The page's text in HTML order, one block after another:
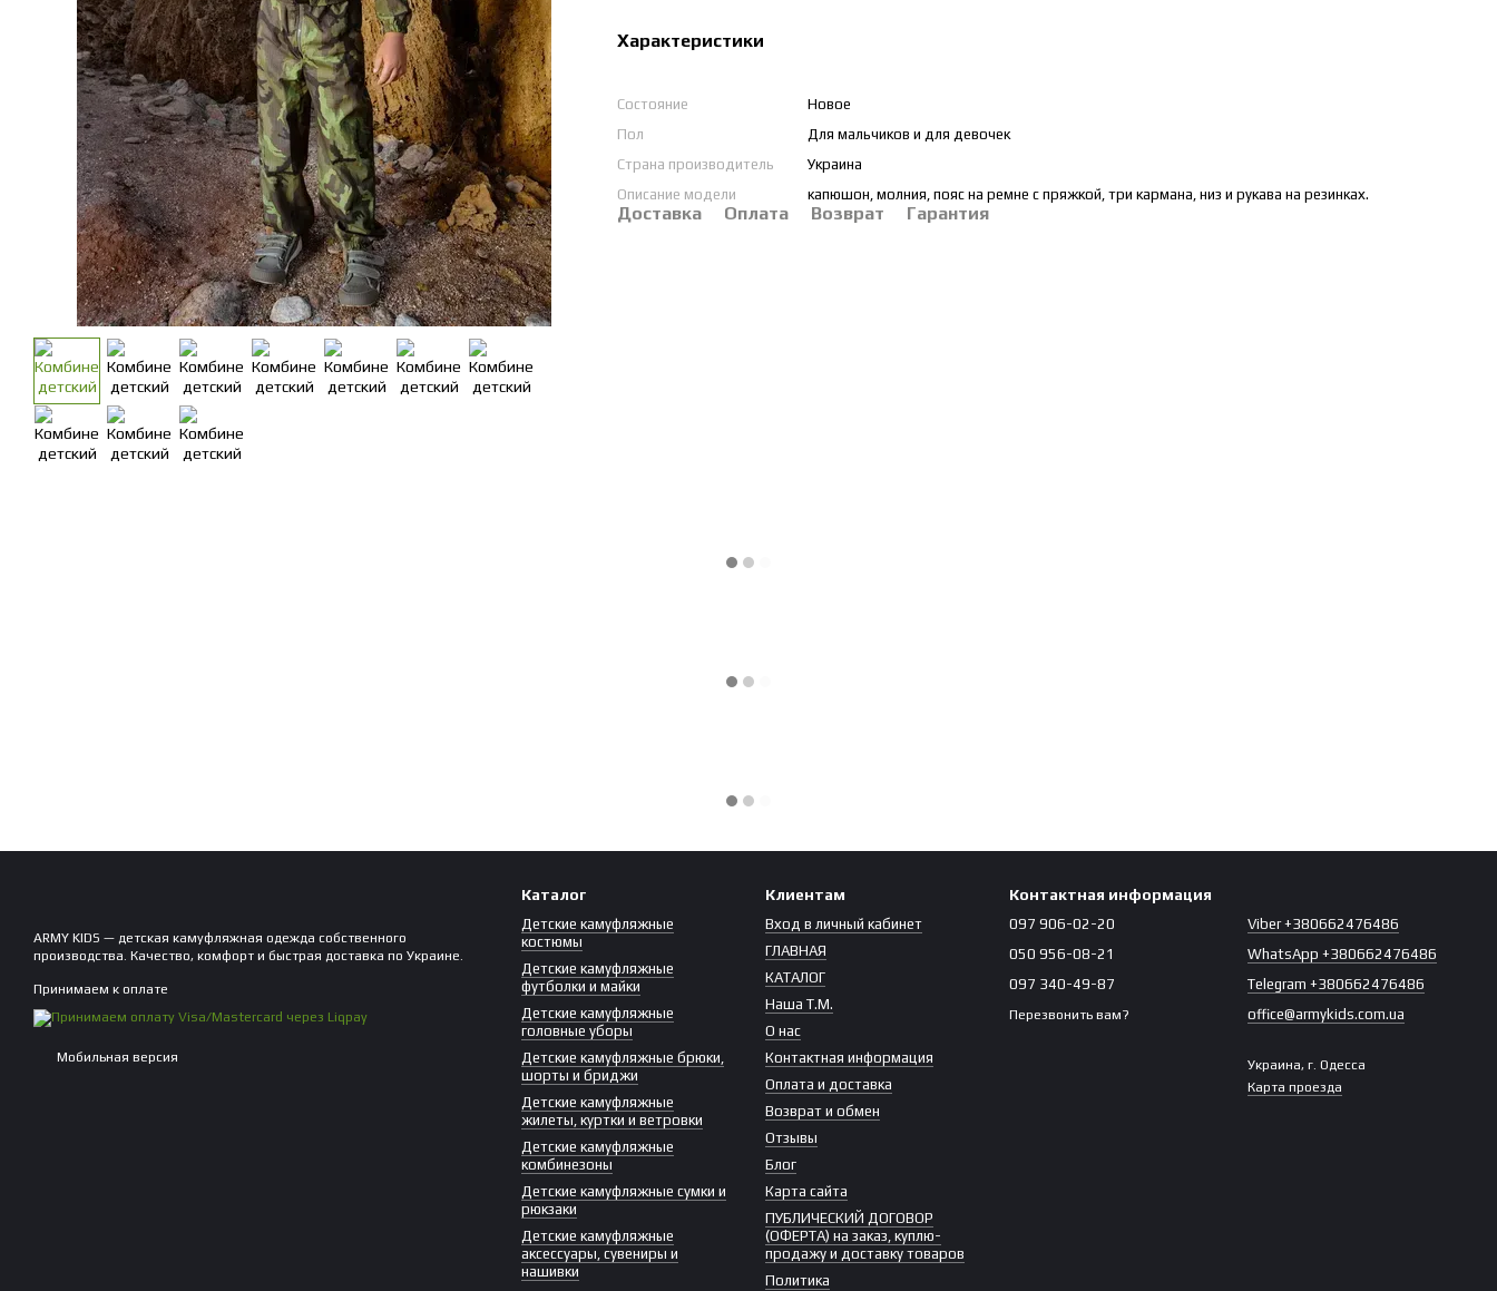
Характеристики
Состояние
Новое
Пол
Для мальчиков и для девочек
Страна производитель
Украина
Описание модели
капюшон, молния, пояс на ремне с пряжкой, три кармана, низ и рукава на резинках.
Доставка Оплата Возврат Гарантия
ARMY KIDS — детская камуфляжная одежда собственного
производства. Качество, комфорт и быстрая доставка по Украине.
Принимаем к оплате
Мобильная версия
Каталог
Детские камуфляжные
костюмы
Детские камуфляжные
футболки и майки
Детские камуфляжные
головные уборы
Детские камуфляжные брюки,
шорты и бриджи
Детские камуфляжные
жилеты, куртки и ветровки
Детские камуфляжные
комбинезоны
Детские камуфляжные сумки и
рюкзаки
Детские камуфляжные
аксессуары, сувениры и
нашивки
Клиентам
Вход в личный кабинет
ГЛАВНАЯ
КАТАЛОГ
Наша Т.М.
О нас
Контактная информация
Оплата и доставка
Возврат и обмен
Отзывы
Блог
Карта сайта
ПУБЛИЧЕСКИЙ ДОГОВОР
(ОФЕРТА) на заказ, куплю-
продажу и доставку товаров
Политика
Контактная информация
097 906-02-20
050 956-08-21
097 340-49-87
Перезвонить вам?
Viber +380662476486
WhatsApp +380662476486
Telegram +380662476486
office@armykids.com.ua
Украина, г. Одесса
Карта проезда